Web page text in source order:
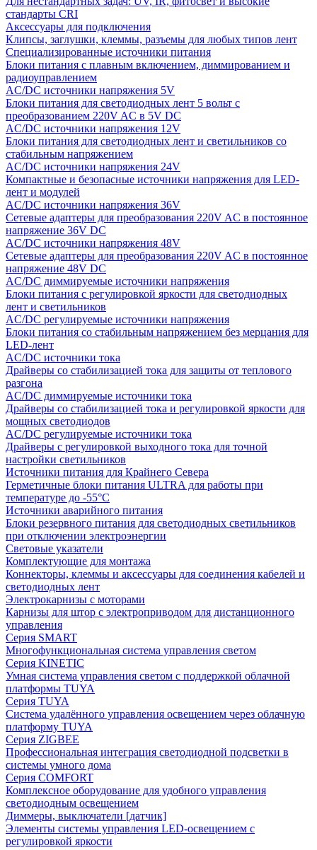
стандарты CRI
Аксессуары для подключения
Клипсы, заглушки, клеммы, разъемы для любых типов лент
Специализированные источники питания
Блоки питания с плавным включением, диммированием и
радиоуправлением
AC/DC источники напряжения 5V
Блоки питания для светодиодных лент 5 вольт с
преобразованием 220V AC в 5V DC
AC/DC источники напряжения 12V
Блоки питания для светодиодных лент и светильников со
стабильным напряжением
AC/DC источники напряжения 24V
Компактные и безопасные источники напряжения для LED-
лент и модулей
AC/DC источники напряжения 36V
Сетевые адаптеры для преобразования 220V AC в постоянное
напряжение 36V DC
AC/DC источники напряжения 48V
Сетевые адаптеры для преобразования 220V AC в постоянное
напряжение 48V DC
AC/DC диммируемые источники напряжения
Блоки питания с регулировкой яркости для светодиодных
лент и светильников
AC/DC регулируемые источники напряжения
Блоки питания со стабильным напряжением без мерцания для
LED-лент
AC/DC источники тока
Драйверы со стабилизацией тока для защиты от теплового
разгона
AC/DC диммируемые источники тока
Драйверы со стабилизацией тока и регулировкой яркости для
мощных светодиодов
AC/DC регулируемые источники тока
Драйверы с регулировкой выходного тока для точной
настройки светильников
Источники питания для Крайнего Севера
Герметичные блоки питания ULTRA для работы при
температуре до -55°C
Источники аварийного питания
Блоки резервного питания для светодиодных светильников
при отключении электроэнергии
Световые указатели
Комплектующие для монтажа
Коннекторы, клеммы и аксессуары для соединения кабелей и
светодиодных лент
Электрокарнизы с моторами
Карнизы для штор с электроприводом для дистанционного
управления
Серия SMART
Многофункциональная система управления светом
Серия KINETIC
Умная система управления светом с поддержкой облачной
платформы TUYA
Серия TUYA
Система удалённого управления освещением через облачную
платформу TUYA
Серия ZIGBEE
Профессиональная интеграция светодиодной подсветки в
системы умного дома
Серия COMFORT
Комплексное оборудование для удобного управления
светодиодным освещением
Диммеры, выключатели [датчик]
Элементы системы управления LED-освещением с
регулировкой яркости